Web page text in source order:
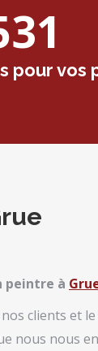
pour vos
peintre à
clients et
nous nous